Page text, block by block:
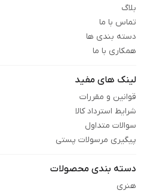
بلاگ
تماس با ما
دسته بندی ها
همکاری با ما
لینک های مفید
قوانین و مقررات
شرایط استرداد کالا
سوالات متداول
پیگیری مرسولات پستی
دسته بندی محصولات
هنری